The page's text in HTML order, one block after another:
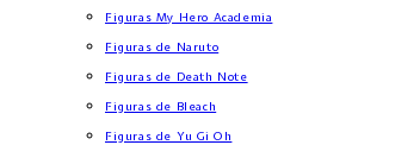
Figuras My Hero Academia
Figuras de Naruto
Figuras de Death Note
Figuras de Bleach
Figuras de Yu Gi Oh